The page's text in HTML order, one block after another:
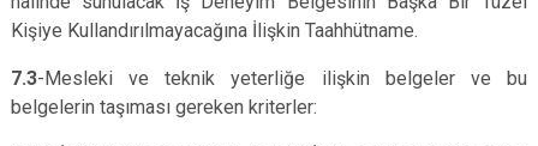
Kişiye Kullandırılmayacağına İlişkin Taahhütname.
7.3-Mesleki ve teknik
yeterliğe ilişkin belgeler ve bu
belgelerin taşıması gereken kriterler: